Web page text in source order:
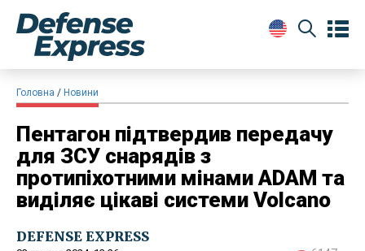
Головна Новини
Пентагон підтвердив передачу
для ЗСУ снарядів з
протипіхотними мінами ADAM та
виділяє цікаві системи Volcano
DEFENSE EXPRESS